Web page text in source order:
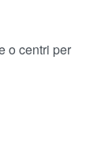
o centri per